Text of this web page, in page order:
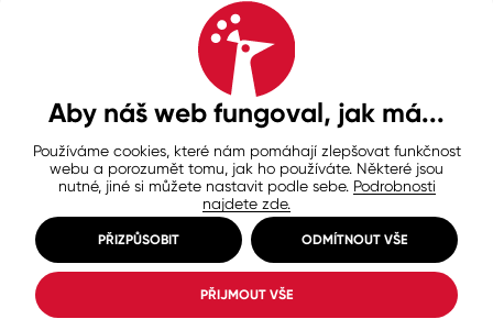
Navštivte naše pobočky
SLOVENSKO POLSKO
Ochrana osobních údajů
Zásady používání souborů cookie
Nastavení cookies
© Copyright 2026 COLORLAK
Created by inCUBE
Aby náš web fungoval, jak má...
Používáme cookies, které nám pomáhají zlepšovat funkčnost
webu a porozumět tomu, jak ho používáte. Některé jsou
nutné, jiné si můžete nastavit podle sebe. Podrobnosti
najdete zde.
PŘIZPŮSOBIT ODMÍTNOUT VŠE
PŘIJMOUT VŠE